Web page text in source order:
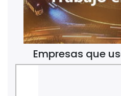
Empresas que